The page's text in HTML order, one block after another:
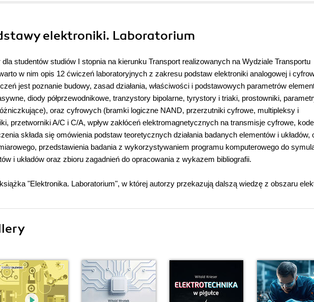
elektroniki. Laboratorium
studentów studiów I stopnia na kierunku Transport realizowanych na Wydziale Transportu
w nim opis 12 ćwiczeń laboratoryjnych z zakresu podstaw elektroniki analogowej i
jest poznanie budowy, zasad działania, właściwości i podstawowych parametrów
diody półprzewodnikowe, tranzystory bipolarne, tyrystory i triaki, prostowniki,
oraz cyfrowych (bramki logiczne NAND, przerzutniki cyfrowe, multipleksy i
przetworniki A/C i C/A, wpływ zakłóceń elektromagnetycznych na transmisje cyfrowe,
składa się omówienia podstaw teoretycznych działania badanych elementów i układów,
przedstawienia badania z wykorzystywaniem programu komputerowego do
i układów oraz zbioru zagadnień do opracowania z wykazem bibliografii.
"Elektronika. Laboratorium", w której autorzy przekazują dalszą wiedzę z obszaru